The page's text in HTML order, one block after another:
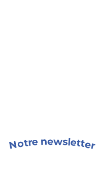
Notre newsletter